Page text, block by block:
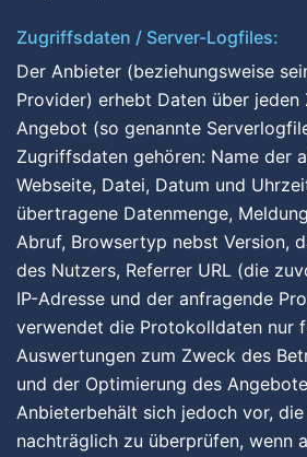
Zugriffsdaten / Server-Logfiles:
Der Anbieter (beziehungsweise
Provider) erhebt Daten über
Angebot (so genannte
Zugriffsdaten gehören: Name der
Webseite, Datei, Datum und
übertragene Datenmenge,
Abruf, Browsertyp nebst Version,
des Nutzers, Referrer URL (die
IP-Adresse und der anfragende
verwendet die Protokolldaten nur
Auswertungen zum Zweck des
und der Optimierung des
Anbieterbehält sich jedoch vor,
nachträglich zu überprüfen, wenn